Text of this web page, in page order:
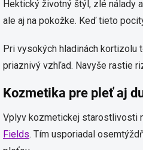
Hektický životný štýl, zlé nálady
ale aj na pokožke. Keď tieto
Pri vysokých hladinách kortizolu
priaznivý vzhľad. Navyše rastie
Kozmetika pre pleť aj
Vplyv kozmetickej starostlivosti
Fields. Tím usporiadal